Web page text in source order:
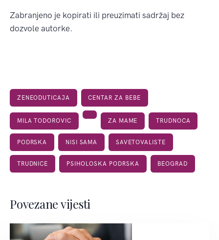
Zabranjeno je kopirati ili preuzimati sadržaj bez
dozvole autorke.
ZENEODUTICAJA CENTAR ZA BEBE
MILA TODOROVIC ZA MAME TRUDNOCA
PODRSKA NISI SAMA SAVETOVALISTE
TRUDNICE PSIHOLOSKA PODRSKA BEOGRAD
Povezane vijesti